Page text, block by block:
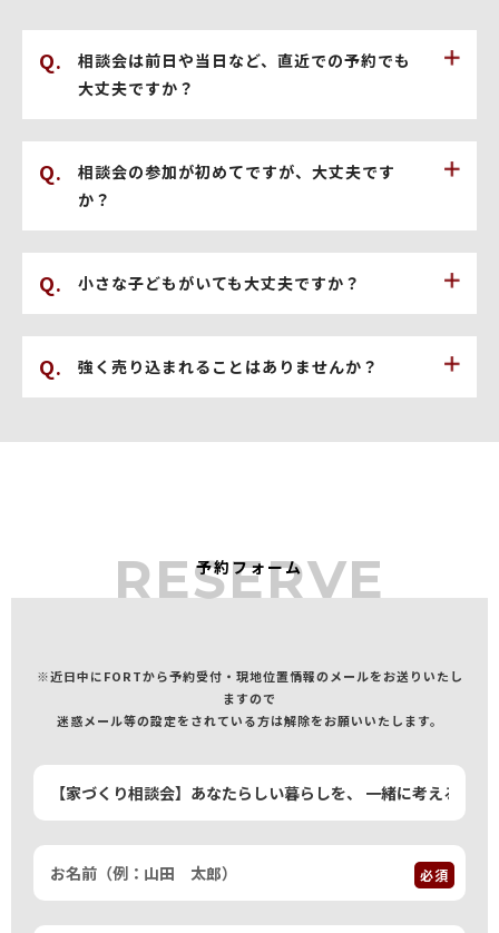
相談会は前日や当日など、直近での予約でも
大丈夫ですか？
相談会の参加が初めてですが、大丈夫です
か？
小さな子どもがいても大丈夫ですか？
強く売り込まれることはありませんか？
RESERVE
予約フォーム
※近日中にFORTから予約受付・現地位置情報のメールをお送りいたし
ますので
迷惑メール等の設定をされている方は解除をお願いいたします。
必須